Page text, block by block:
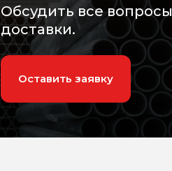
Обсудить все
доставки.
Оставить заявку